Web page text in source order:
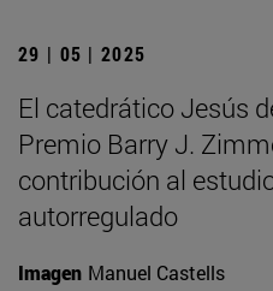
29 | 05 | 2025
El catedrático Jesús
Premio Barry J.
contribución al
autorregulado
Imagen Manuel Castells